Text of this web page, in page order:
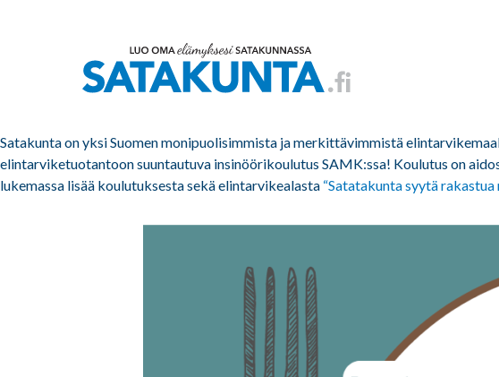
Satakunta on yksi Suomen monipuolisimmista ja merkittävimmistä
elintarviketuotantoon suuntautuva insinöörikoulutus SAMK:ssa! Koulutus on
lukemassa lisää koulutuksesta sekä elintarvikealasta “Satatakunta syytä rakastua